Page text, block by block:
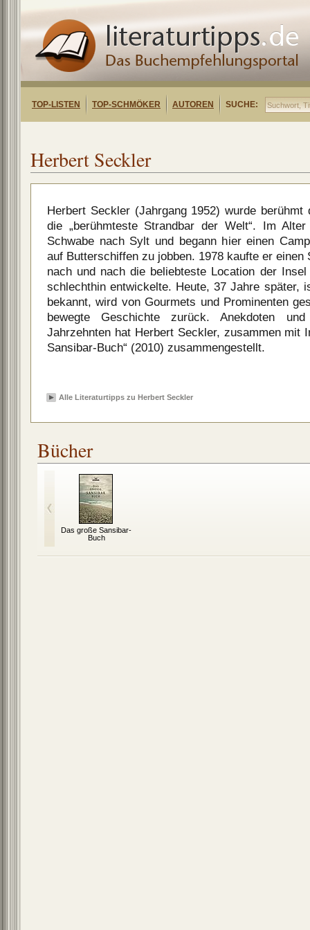
TOP-LISTEN TOP-SCHMÖKER AUTOREN SUCHE:
Herbert Seckler
Herbert Seckler (Jahrgang 1952) wurde
die „berühmteste Strandbar der Welt“. Im
Schwabe nach Sylt und begann hier einen
auf Butterschiffen zu jobben. 1978 kaufte er
nach und nach die beliebteste Location der
schlechthin entwickelte. Heute, 37 Jahre später,
bekannt, wird von Gourmets und Prominenten
bewegte Geschichte zurück. Anekdoten
Jahrzehnten hat Herbert Seckler, zusammen mit
Sansibar-Buch“ (2010) zusammengestellt.
Alle Literaturtipps zu Herbert Seckler
Bücher
Das große Sansibar-
Buch